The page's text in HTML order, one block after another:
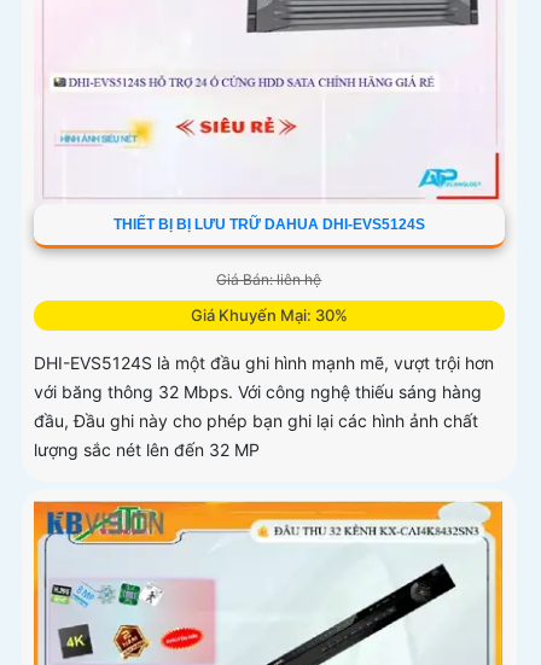
THIẾT BỊ BỊ LƯU TRỮ DAHUA DHI-EVS5124S
Giá Bán: liên hệ
Giá Khuyến Mại: 30%
DHI-EVS5124S là một đầu ghi hình mạnh mẽ, vượt trội hơn
với băng thông 32 Mbps. Với công nghệ thiếu sáng hàng
đầu, Đầu ghi này cho phép bạn ghi lại các hình ảnh chất
lượng sắc nét lên đến 32 MP